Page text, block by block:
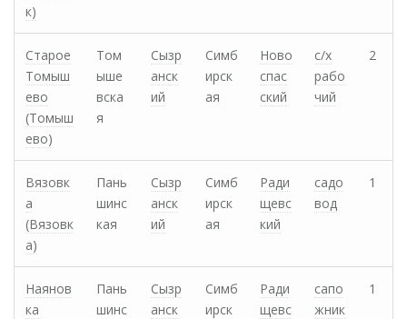
к)
Старое
Томыш
ево
(Томыш
ево)
Том
ыше
вска
я
Сызр
анск
ий
Симб
ирск
ая
Ново
спас
ский
с/х
рабо
чий
2
Вязовк
а
(Вязовк
а)
Пань
шинс
кая
Сызр
анск
ий
Симб
ирск
ая
Ради
щевс
кий
садо
вод
1
Наянов
ка
Пань
шинс
Сызр
анск
Симб
ирск
Ради
щевс
сапо
жник
1